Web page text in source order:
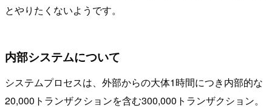
とやりたくないようです。
内部システムについて
システムプロセスは、外部からの大体1時間につき内部的な
20,000トランザクションを含む300,000トランザクション。